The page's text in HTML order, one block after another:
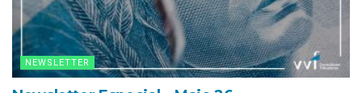
NEWSLETTER